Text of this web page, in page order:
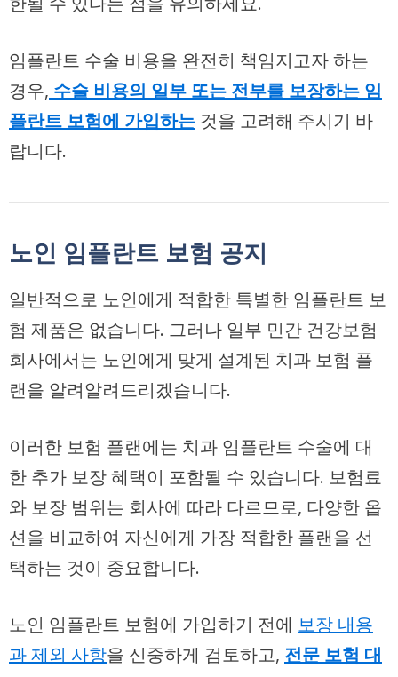
임플란트 수술 비용을 완전히 책임지고자 하는
경우, 수술 비용의 일부 또는 전부를 보장하는 임
플란트 보험에 가입하는 것을 고려해 주시기 바
랍니다.
노인 임플란트 보험 공지
일반적으로 노인에게 적합한 특별한 임플란트 보
험 제품은 없습니다. 그러나 일부 민간 건강보험
회사에서는 노인에게 맞게 설계된 치과 보험 플
랜을 알려알려드리겠습니다.
이러한 보험 플랜에는 치과 임플란트 수술에 대
한 추가 보장 혜택이 포함될 수 있습니다. 보험료
와 보장 범위는 회사에 따라 다르므로, 다양한 옵
션을 비교하여 자신에게 가장 적합한 플랜을 선
택하는 것이 중요합니다.
노인 임플란트 보험에 가입하기 전에 보장 내용
과 제외 사항을 신중하게 검토하고, 전문 보험 대